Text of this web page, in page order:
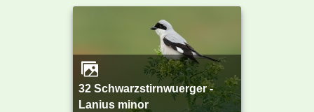
32 Schwarzstirnwuerger -
Lanius minor